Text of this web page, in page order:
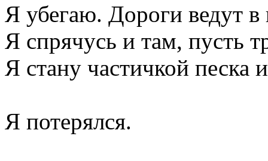
Я убегаю. Дороги ведут
Я спрячусь и там, пусть
Я стану частичкой песка
Я потерялся.